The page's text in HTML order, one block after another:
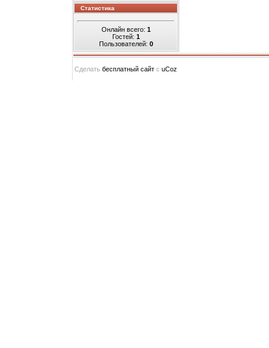
Статистика
Онлайн всего: 1
Гостей: 1
Пользователей: 0
Сделать бесплатный сайт с uCoz